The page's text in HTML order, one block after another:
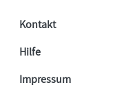
Kontakt
Hilfe
Impressum